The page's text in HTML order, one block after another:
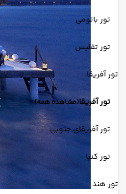
تور باتومی
تور تفلیس
تور آفریقا
تور آفریقا(مشاهده همه)
تور آفریقای جنوبی
تور کنیا
تور هند